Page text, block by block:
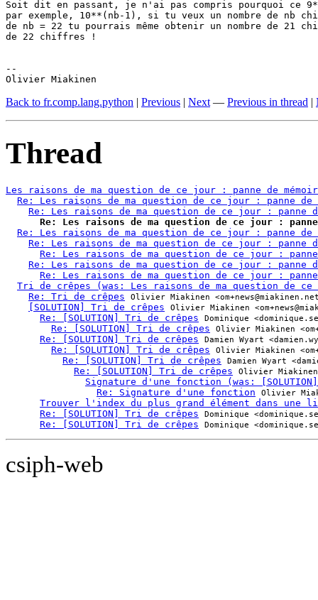
Soit dit en passant, je n'ai pas compris pourquoi ce
par exemple, 10**(nb-1), si tu veux un nombre de nb
de nb = 22 tu pourrais même obtenir un nombre de 21
de 22 chiffres !
--
Olivier Miakinen
Back to fr.comp.lang.python | Previous | Next — Previous in thread |
Thread
Les raisons de ma question de ce jour : panne de
Re: Les raisons de ma question de ce jour : panne
Re: Les raisons de ma question de ce jour :
Re: Les raisons de ma question de ce jour :
Re: Les raisons de ma question de ce jour : panne
Re: Les raisons de ma question de ce jour :
Re: Les raisons de ma question de ce jour :
Re: Les raisons de ma question de ce jour :
Re: Les raisons de ma question de ce jour :
Tri de crêpes (was: Les raisons de ma question de
Re: Tri de crêpes
Olivier Miakinen
[SOLUTION] Tri de crêpes Olivier Miakinen
Re: [SOLUTION] Tri de crêpes Dominique
Re: [SOLUTION] Tri de crêpes Olivier Miakinen
Re: [SOLUTION] Tri de crêpes Damien Wyart
Re: [SOLUTION] Tri de crêpes Olivier Miakinen
Re: [SOLUTION] Tri de crêpes Damien Wyart
Re: [SOLUTION] Tri de crêpes Olivier Miakinen
Signature d'une fonction (was:
Re: Signature d'une fonction
Olivier
Trouver l'index du plus grand élément dans une
Re: [SOLUTION] Tri de crêpes
Dominique
Re: [SOLUTION] Tri de crêpes Dominique
csiph-web